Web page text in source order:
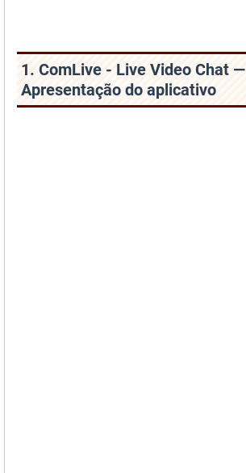
1. ComLive - Live Video Chat —
Apresentação do aplicativo